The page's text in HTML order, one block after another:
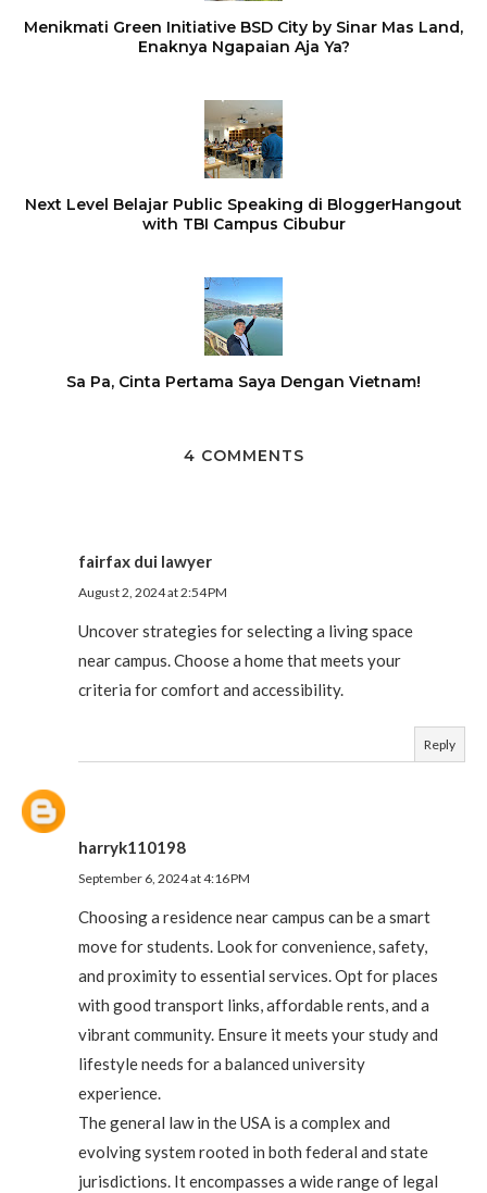
Menikmati Green Initiative BSD City by Sinar Mas Land,
Enaknya Ngapaian Aja Ya?
Next Level Belajar Public Speaking di BloggerHangout
with TBI Campus Cibubur
Sa Pa, Cinta Pertama Saya Dengan Vietnam!
4 COMMENTS
fairfax dui lawyer
August 2, 2024 at 2:54 PM
Uncover strategies for selecting a living space
near campus. Choose a home that meets your
criteria for comfort and accessibility.
Reply
harryk110198
September 6, 2024 at 4:16 PM
Choosing a residence near campus can be a smart
move for students. Look for convenience, safety,
and proximity to essential services. Opt for places
with good transport links, affordable rents, and a
vibrant community. Ensure it meets your study and
lifestyle needs for a balanced university
experience.
The general law in the USA is a complex and
evolving system rooted in both federal and state
jurisdictions. It encompasses a wide range of legal